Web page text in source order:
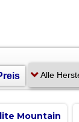
Mountain